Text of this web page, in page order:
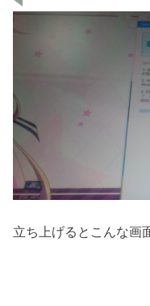
立ち上げるとこんな画